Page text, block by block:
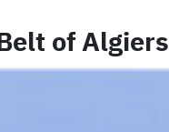
of Algiers